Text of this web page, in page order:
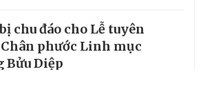
chu đáo cho Lễ tuyên
phước Linh mục
Bửu Diệp